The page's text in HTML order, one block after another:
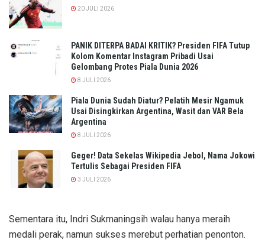
20 JULI 2026
PANIK DITERPA BADAI KRITIK? Presiden FIFA Tutup
Kolom Komentar Instagram Pribadi Usai
Gelombang Protes Piala Dunia 2026
8 JULI 2026
Piala Dunia Sudah Diatur? Pelatih Mesir Ngamuk
Usai Disingkirkan Argentina, Wasit dan VAR Bela
Argentina
8 JULI 2026
Geger! Data Sekelas Wikipedia Jebol, Nama Jokowi
Tertulis Sebagai Presiden FIFA
3 JULI 2026
Sementara itu, Indri Sukmaningsih walau hanya meraih
medali perak, namun sukses merebut perhatian penonton.